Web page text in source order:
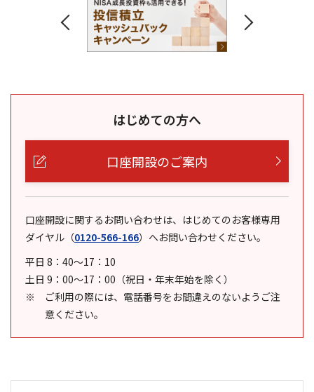
はじめての方へ
口座開設のご案内
口座開設に関するお問い合わせは、はじめてのお客様専用
ダイヤル （0120-566-166） へお問い合わせください。
平日 8：40～17：10
土日 9：00～17：00（祝日・年末年始を除く）
ご利用の際には、電話番号をお間違えのないようご注
意ください。